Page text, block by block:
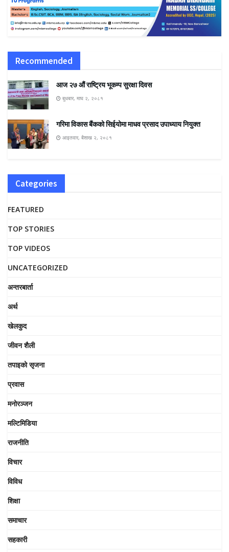
Recommended
आज २७ औं राष्ट्रिय भूकम्प सुरक्षा दिवस
बुधबार, माघ २, २०८१
गरिमा विकास बैंकको सिईयोमा माधव प्रसाद उपाध्याय नियुक्त
आइतवार, बैशाख २, २०८१
Categories
FEATURED
TOP STORIES
TOP VIDEOS
UNCATEGORIZED
अन्तरबार्ता
अर्थ
खेलकुद
जीवन शैली
तपाइको सृजना
प्रवास
मनोरञ्जन
मल्टिमिडिया
राजनीति
विचार
विविध
शिक्षा
समाचार
सहकारी